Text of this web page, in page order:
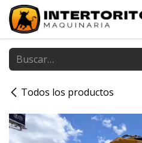
Ir al contenido
Todos los productos